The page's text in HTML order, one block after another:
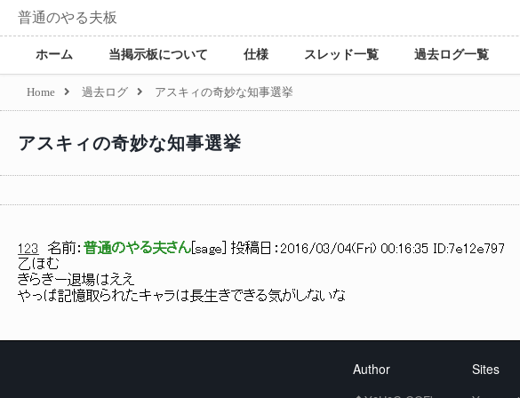
普通のやる夫板
ホーム 当掲示板について 仕様 スレッド一覧 過去ログ一覧
Home 過去ログ アスキィの奇妙な知事選挙
アスキィの奇妙な知事選挙
123 名前： 普通のやる夫さん sage ] 投稿日： 2016/03/04(Fri) 00:16:35 ID:7e12e797
乙ほむ
きらきー退場はええ
やっぱ記憶取られたキャラは長生きできる気がしないな
Author Sites